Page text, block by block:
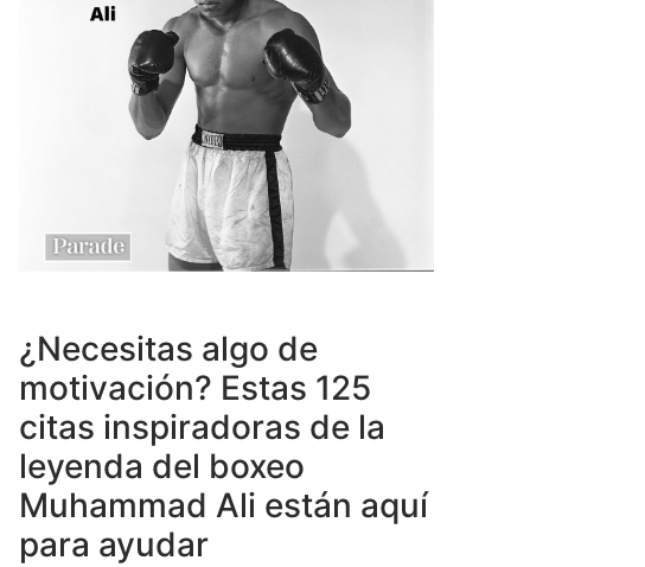
¿Necesitas algo de
motivación? Estas 125
citas inspiradoras de la
leyenda del boxeo
Muhammad Ali están aquí
para ayudar